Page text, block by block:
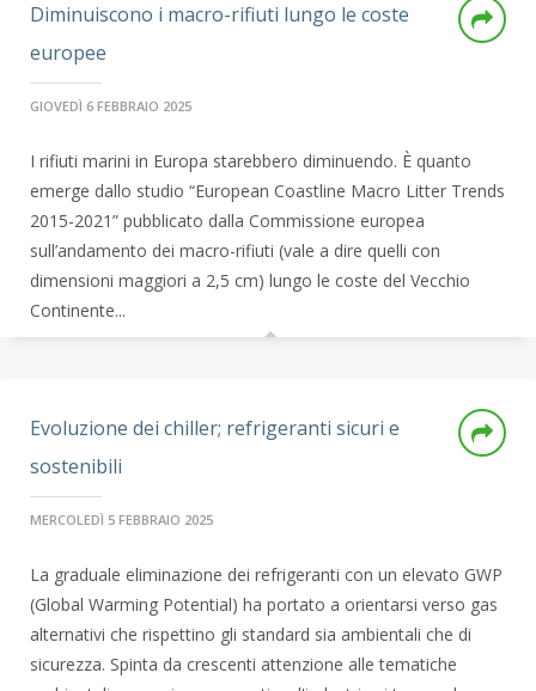
Diminuiscono i macro-rifiuti lungo le coste
europee
GIOVEDÌ 6 FEBBRAIO 2025
I rifiuti marini in Europa starebbero diminuendo. È quanto
emerge dallo studio “European Coastline Macro Litter Trends
2015-2021” pubblicato dalla Commissione europea
sull’andamento dei macro-rifiuti (vale a dire quelli con
dimensioni maggiori a 2,5 cm) lungo le coste del Vecchio
Continente...
Evoluzione dei chiller; refrigeranti sicuri e
sostenibili
MERCOLEDÌ 5 FEBBRAIO 2025
La graduale eliminazione dei refrigeranti con un elevato GWP
(Global Warming Potential) ha portato a orientarsi verso gas
alternativi che rispettino gli standard sia ambientali che di
sicurezza. Spinta da crescenti attenzione alle tematiche